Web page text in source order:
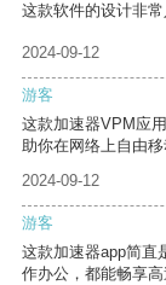
这款软件的设计非常
2024-09-12
游客
这款加速器VPM应
助你在网络上自由移
2024-09-12
游客
这款加速器app简直
作办公，都能畅享